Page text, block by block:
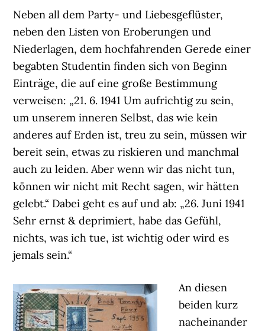
Neben all dem Party- und Liebesgeflüster,
neben den Listen von Eroberungen und
Niederlagen, dem hochfahrenden Gerede einer
begabten Studentin finden sich von Beginn
Einträge, die auf eine große Bestimmung
verweisen: „21. 6. 1941 Um aufrichtig zu sein,
um unserem inneren Selbst, das wie kein
anderes auf Erden ist, treu zu sein, müssen wir
bereit sein, etwas zu riskieren und manchmal
auch zu leiden. Aber wenn wir das nicht tun,
können wir nicht mit Recht sagen, wir hätten
gelebt.“ Dabei geht es auf und ab: „26. Juni 1941
Sehr ernst & deprimiert, habe das Gefühl,
nichts, was ich tue, ist wichtig oder wird es
jemals sein.“
An diesen
beiden kurz
nacheinander